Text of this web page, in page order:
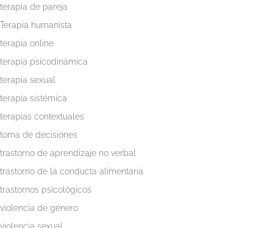
terapia de pareja
Terapia humanista
terapia online
terapia psicodinámica
terapia sexual
terapia sistémica
terapias contextuales
toma de decisiones
trastorno de aprendizaje no verbal
trastorno de la conducta alimentaria
trastornos psicológicos
violencia de género